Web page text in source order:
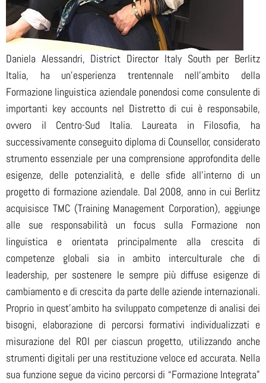
Daniela Alessandri, District Director Italy South per Berlitz
Italia, ha un’esperienza trentennale nell’ambito della
Formazione linguistica aziendale ponendosi come consulente di
importanti key accounts nel Distretto di cui è responsabile,
ovvero il Centro-Sud Italia. Laureata in Filosofia, ha
successivamente conseguito diploma di Counsellor, considerato
strumento essenziale per una comprensione approfondita delle
esigenze, delle potenzialità, e delle sfide all’interno di un
progetto di formazione aziendale. Dal 2008, anno in cui Berlitz
acquisisce TMC (Training Management Corporation), aggiunge
alle sue responsabilità un focus sulla Formazione non
linguistica e orientata principalmente alla crescita di
competenze globali sia in ambito interculturale che di
leadership, per sostenere le sempre più diffuse esigenze di
cambiamento e di crescita da parte delle aziende internazionali.
Proprio in quest’ambito ha sviluppato competenze di analisi dei
bisogni, elaborazione di percorsi formativi individualizzati e
misurazione del ROI per ciascun progetto, utilizzando anche
strumenti digitali per una restituzione veloce ed accurata. Nella
sua funzione segue da vicino percorsi di “Formazione Integrata”